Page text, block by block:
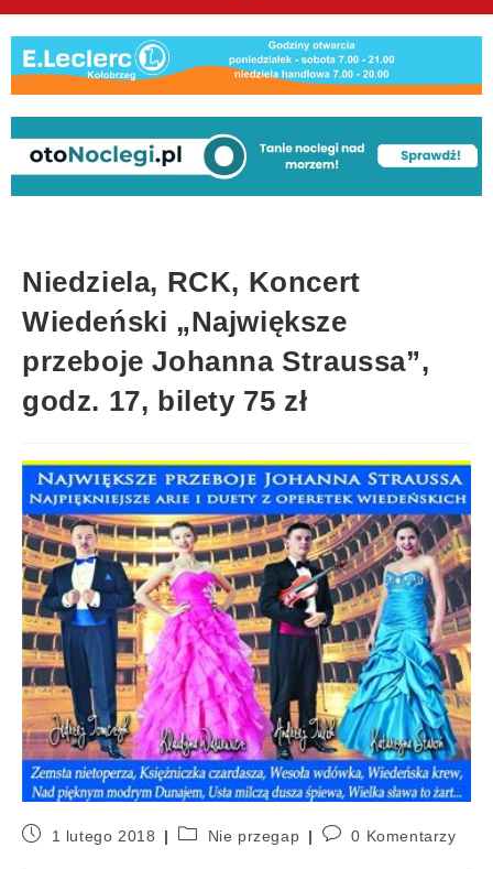
Niedziela, RCK, Koncert
Wiedeński „Największe
przeboje Johanna Straussa”,
godz. 17, bilety 75 zł
1 lutego 2018 Nie przegap 0 Komentarzy